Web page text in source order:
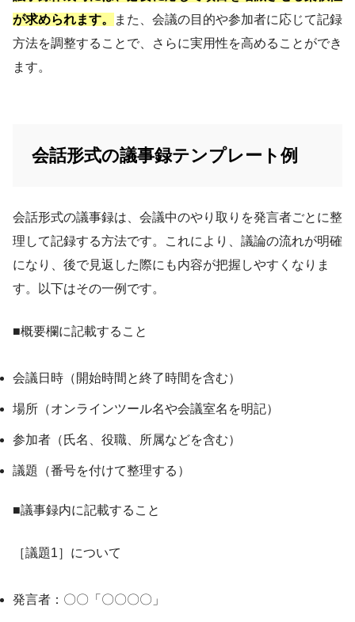
が求められます。
また、会議の目的や参加者に応じて記録
方法を調整することで、さらに実用性を高めることができ
ます。
会話形式の議事録テンプレート例
会話形式の議事録は、会議中のやり取りを発言者ごとに整
理して記録する方法です。これにより、議論の流れが明確
になり、後で見返した際にも内容が把握しやすくなりま
す。以下はその一例です。
■概要欄に記載すること
会議日時（開始時間と終了時間を含む）
場所（オンラインツール名や会議室名を明記）
参加者（氏名、役職、所属などを含む）
議題（番号を付けて整理する）
■議事録内に記載すること
［議題1］について
発言者：〇〇「〇〇〇〇」